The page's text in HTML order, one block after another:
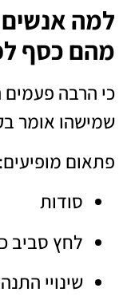
למה
מהם כסף
כי הרבה פעמים
שמישהו אומר
פתאום מופיעים:
סודות
לחץ סביב
שינויי